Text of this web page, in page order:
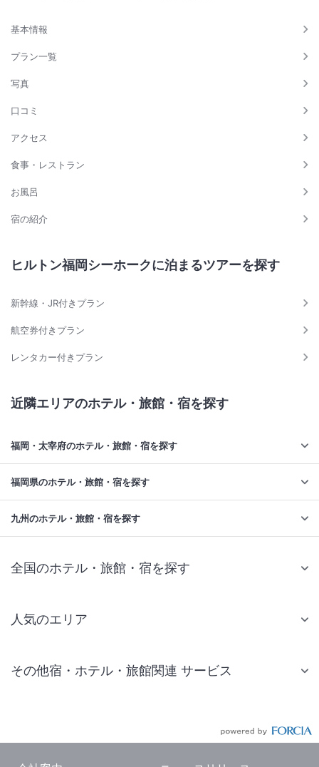
基本情報
プラン一覧
写真
口コミ
アクセス
食事・レストラン
お風呂
宿の紹介
ヒルトン福岡シーホークに泊まるツアーを探す
新幹線・JR付きプラン
航空券付きプラン
レンタカー付きプラン
近隣エリアのホテル・旅館・宿を探す
福岡・太宰府のホテル・旅館・宿を探す
福岡県のホテル・旅館・宿を探す
九州のホテル・旅館・宿を探す
全国のホテル・旅館・宿を探す
人気のエリア
仙台 ホテル
東京ドーム ホテル
その他宿・ホテル・旅館関連 サービス